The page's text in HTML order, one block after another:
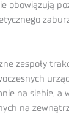
obowiązują
zespoły
na siebie,
na